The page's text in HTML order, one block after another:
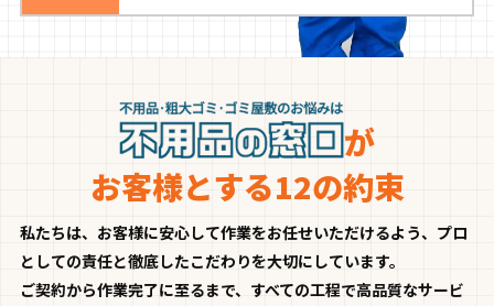
が
お客様とする12の約束
私たちは、お客様に安心して作業をお任せいただけるよう、プロ
としての責任と徹底したこだわりを大切にしています。
ご契約から作業完了に至るまで、すべての工程で高品質なサービ